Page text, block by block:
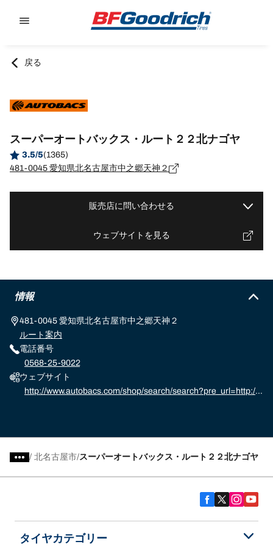
戻る
スーパーオートバックス・ルート２２北ナゴヤ
3.5/5(1365)
481-0045 愛知県北名古屋市中之郷天神２
販売店に問い合わせる
ウェブサイトを見る
情報
481-0045 愛知県北名古屋市中之郷天神２
ルート案内
電話番号
0568-25-9022
ウェブサイト
http://www.autobacs.com/shop/search/search?pre_url=http://
/ 北名古屋市 スーパーオートバックス・ルート２２北ナゴヤ
タイヤカテゴリー